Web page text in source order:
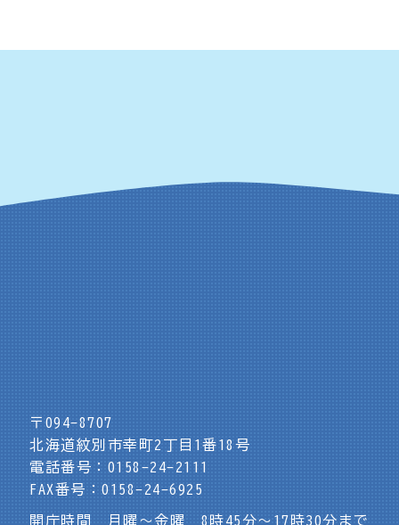
〒094-8707
北海道紋別市幸町2丁目1番18号
電話番号：0158-24-2111
FAX番号：0158-24-6925
開庁時間 月曜～金曜 8時45分～17時30分まで